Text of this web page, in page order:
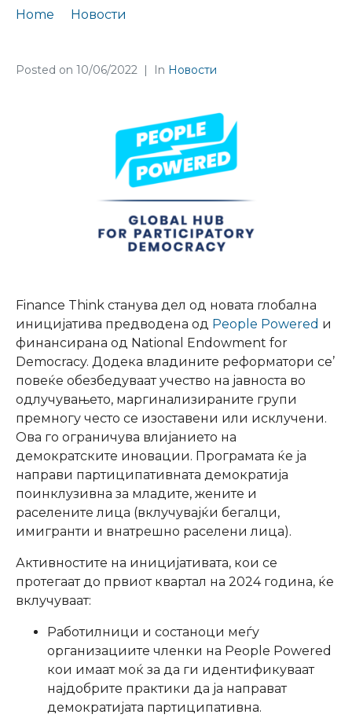
Home
Новости
Posted on 10/06/2022 In Новости
Finance Think станува дел од новата глобална
иницијатива предводена од People Powered и
финансирана од National Endowment for
Democracy. Додека владините реформатори се’
повеќе обезбедуваат учество на јавноста во
одлучувањето, маргинализираните групи
премногу често се изоставени или исклучени.
Ова го ограничува влијанието на
демократските иновации. Програмата ќе ја
направи партиципативната демократија
поинклузивна за младите, жените и
раселените лица (вклучувајќи бегалци,
имигранти и внатрешно раселени лица).
Активностите на иницијативата, кои се
протегаат до првиот квартал на 2024 година, ќе
вклучуваат:
Работилници и состаноци меѓу
организациите членки на People Powered
кои имаат моќ за да ги идентификуваат
најдобрите практики да ја направат
демократијата партиципативна.